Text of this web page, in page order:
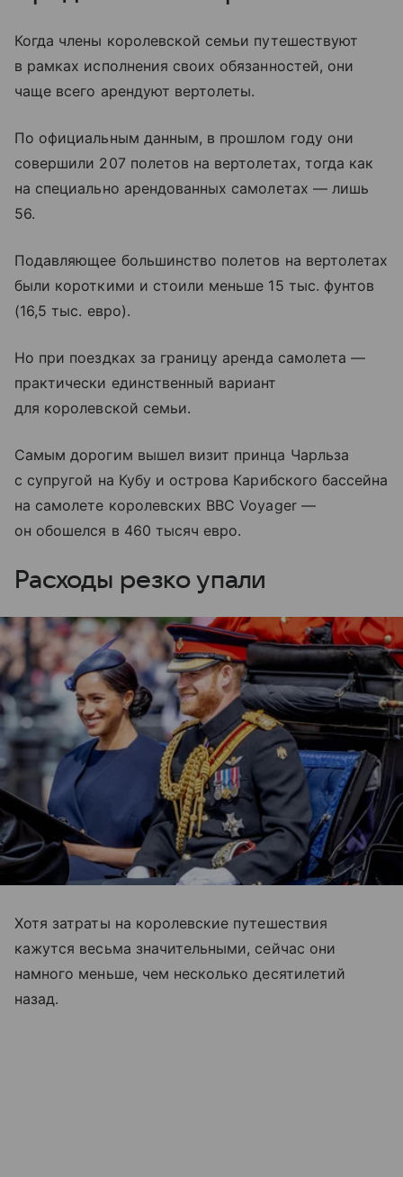
Когда члены королевской семьи путешествуют
в рамках исполнения своих обязанностей, они
чаще всего арендуют вертолеты.
По официальным данным, в прошлом году они
совершили 207 полетов на вертолетах, тогда как
на специально арендованных самолетах — лишь
56.
Подавляющее большинство полетов на вертолетах
были короткими и стоили меньше 15 тыс. фунтов
(16,5 тыс. евро).
Но при поездках за границу аренда самолета —
практически единственный вариант
для королевской семьи.
Самым дорогим вышел визит принца Чарльза
с супругой на Кубу и острова Карибского бассейна
на самолете королевских ВВС Voyager —
он обошелся в 460 тысяч евро.
Расходы резко упали
Хотя затраты на королевские путешествия
кажутся весьма значительными, сейчас они
намного меньше, чем несколько десятилетий
назад.